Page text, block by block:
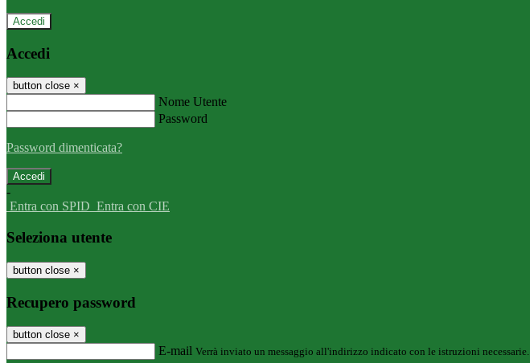
Accedi
Accedi
button close ×
Nome Utente
Password
Password dimenticata?
-
Entra con SPID Entra con CIE
Seleziona utente
button close ×
Recupero password
button close ×
E-mail Verrà inviato un messaggio all'indirizzo indicato con le istruzioni necessarie.